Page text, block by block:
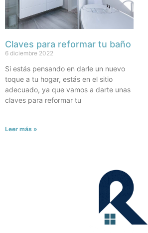
Claves para reformar tu baño
6 diciembre 2022
Si estás pensando en darle un nuevo
toque a tu hogar, estás en el sitio
adecuado, ya que vamos a darte unas
claves para reformar tu
Leer más »